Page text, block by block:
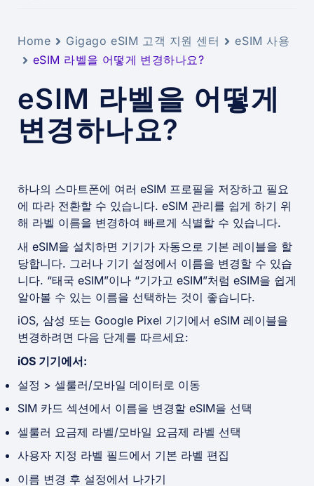
Home Gigago eSIM 고객 지원 센터
eSIM 사용
eSIM 라벨을 어떻게 변경하나요?
eSIM 라벨을 어떻게
변경하나요?
하나의 스마트폰에 여러 eSIM 프로필을 저장하고 필요
에 따라 전환할 수 있습니다. eSIM 관리를 쉽게 하기 위
해 라벨 이름을 변경하여 빠르게 식별할 수 있습니다.
새 eSIM을 설치하면 기기가 자동으로 기본 레이블을 할
당합니다. 그러나 기기 설정에서 이름을 변경할 수 있습
니다. “태국 eSIM”이나 “기가고 eSIM”처럼 eSIM을 쉽게
알아볼 수 있는 이름을 선택하는 것이 좋습니다.
iOS, 삼성 또는 Google Pixel 기기에서 eSIM 레이블을
변경하려면 다음 단계를 따르세요:
iOS 기기에서:
설정 > 셀룰러/모바일 데이터로 이동
SIM 카드 섹션에서 이름을 변경할 eSIM을 선택
셀룰러 요금제 라벨/모바일 요금제 라벨 선택
사용자 지정 라벨 필드에서 기본 라벨 편집
이름 변경 후 설정에서 나가기